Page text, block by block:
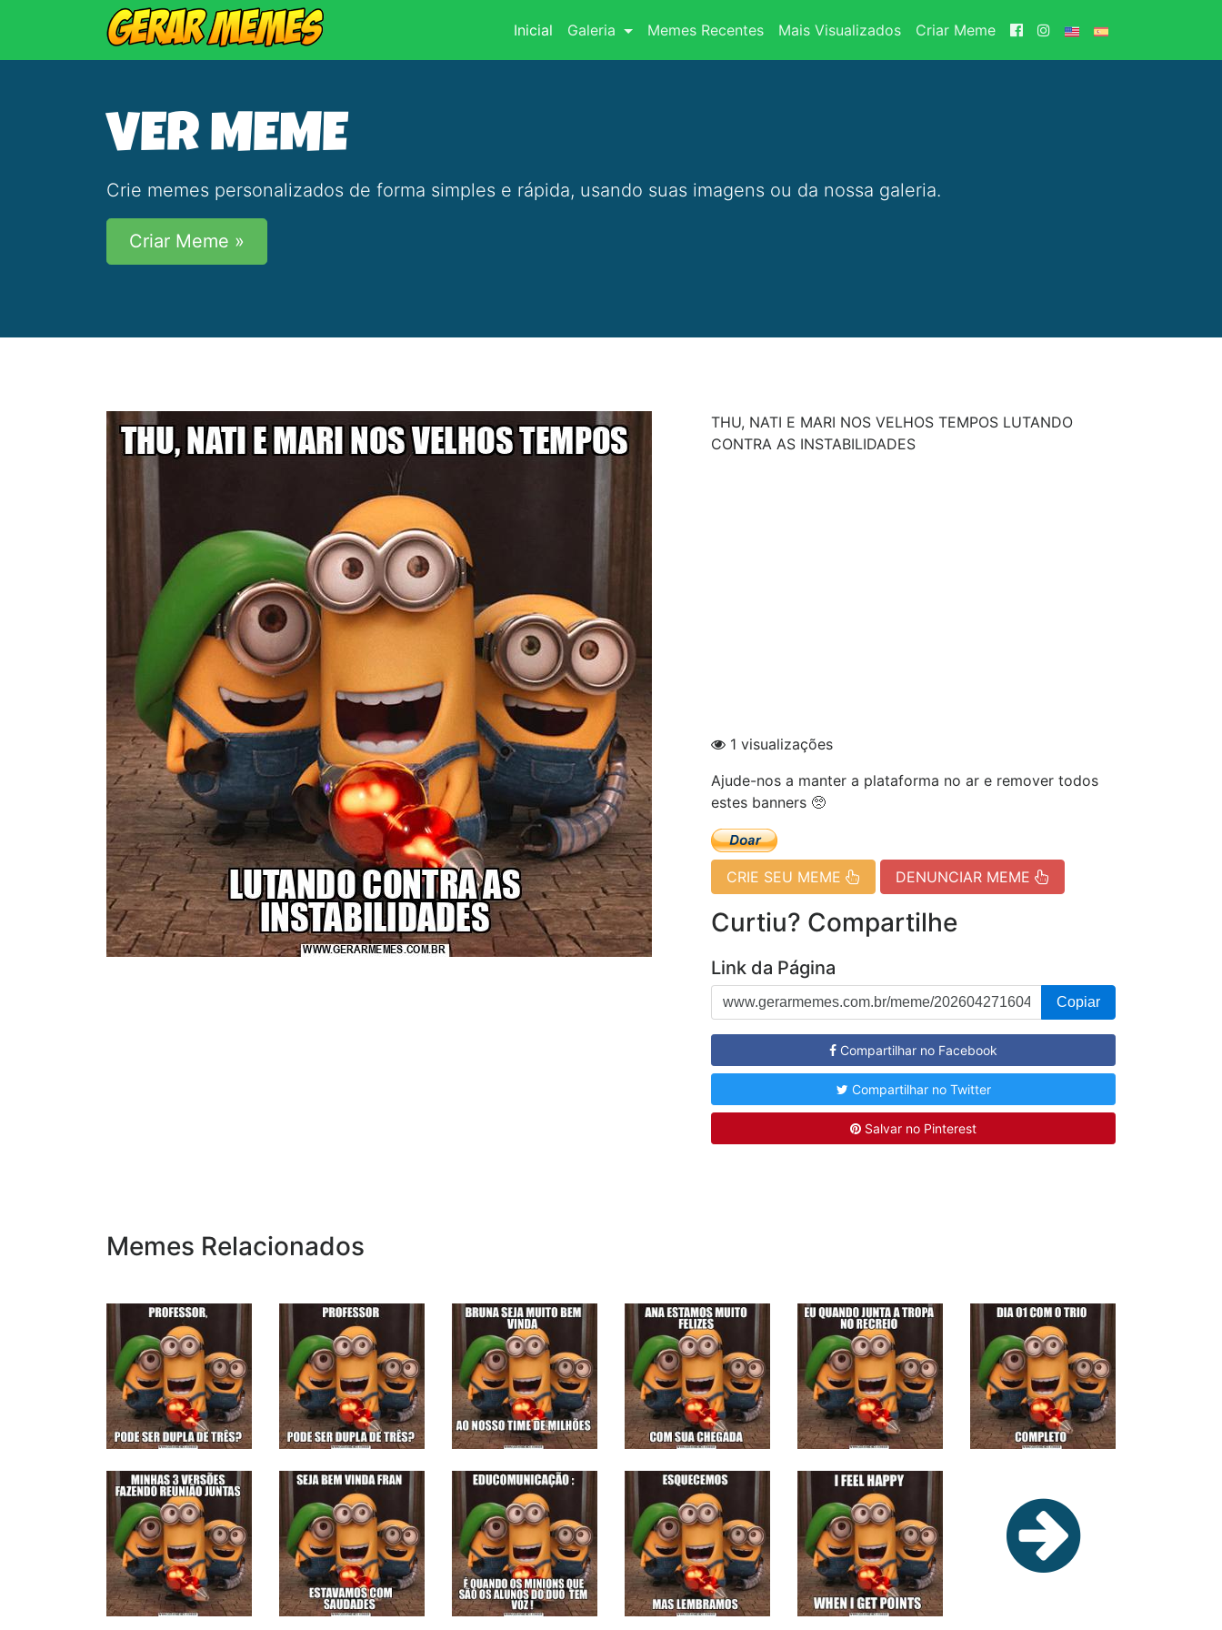
Inicial(current)
Galeria Memes Recentes Mais Visualizados Criar Meme
VER MEME
Crie memes personalizados de forma simples e rápida, usando suas imagens ou da nossa galeria.
Criar Meme »
THU, NATI E MARI NOS VELHOS TEMPOS LUTANDO
CONTRA AS INSTABILIDADES
1 visualizações
Ajude-nos a manter a plataforma no ar e remover todos
estes banners 🥺
CRIE SEU MEME DENUNCIAR MEME
Curtiu? Compartilhe
Link da Página
Copiar
Compartilhar no Facebook
Compartilhar no Twitter
Salvar no Pinterest
Memes Relacionados